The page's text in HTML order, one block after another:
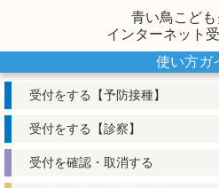
青い鳥こども
インターネット
使い方ガ
受付をする【予防接種】
受付をする【診察】
受付を確認・取消する